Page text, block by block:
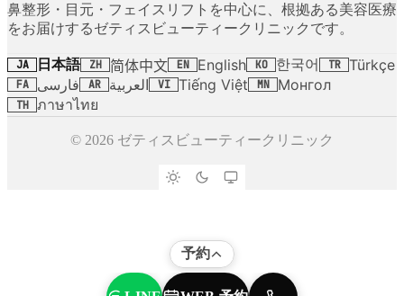
鼻整形・目元・フェイスリフトを中心に、根拠ある美容医療
をお届けするゼティスビューティークリニックです。
JA 日本語 ZH 简体中文 EN English KO 한국어 TR Türkçe
FA فارسی AR العربية VI Tiếng Việt MN Монгол
TH ภาษาไทย
© 2026 ゼティスビューティークリニック
予約